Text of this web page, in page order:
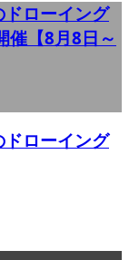
ローイング
催【8月8日～
ローイング